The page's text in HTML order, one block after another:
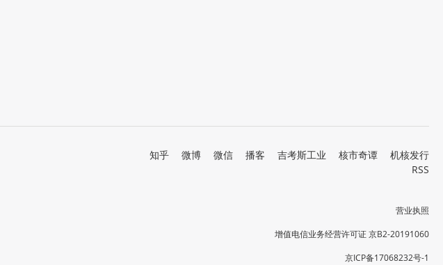
知乎 微博 微信 播客 吉考斯工业 核市奇谭
机核发行
RSS
营业执照
增值电信业务经营许可证 京B2-20191060
京ICP备17068232号-1